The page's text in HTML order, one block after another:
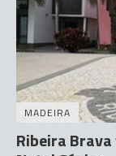
MADEIRA
Ribeira